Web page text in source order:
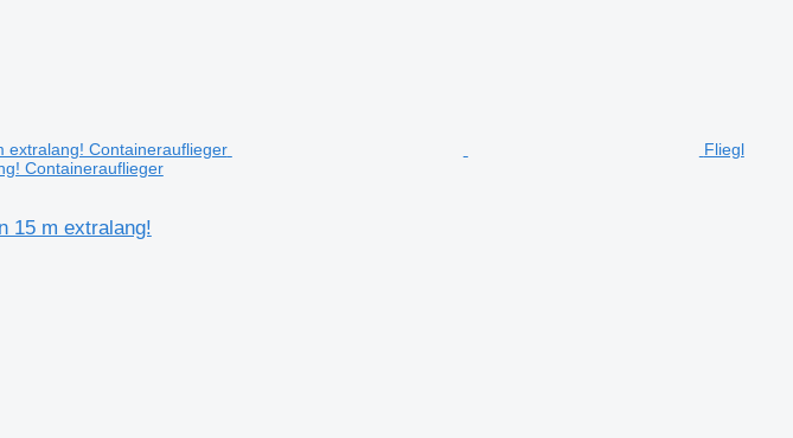
Fliegl
Containerauflieger
15 m extralang!